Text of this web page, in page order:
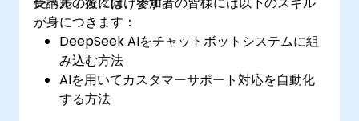
が身につきます：
DeepSeek AIをチャットボットシステムに組
み込む方法
AIを用いてカスタマーサポート対応を自動化
する方法